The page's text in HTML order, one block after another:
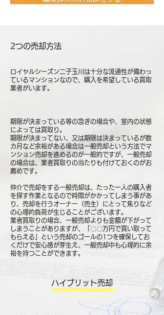
2つの売却方法
ロイヤルシーズン二子玉川は十分な流通性が備わっ
ているマンションなので、購入を希望している買取
業者がいます。
期限が決まっている等の急ぎの場合や、室内の状態
によっては買取り。
期限が決まってない、又は期限は決まっているが数
カ月など余裕がある場合は一般売却という方法でマ
ンション売却を進めるのが一般的ですが、一般売却
の場合は、業者買取りの当たりも付けておくのがお
薦めです。
仲介で売却をする一般売却は、たった一人の購入者
を探す作業となるので時間がかかってしまう事があ
り、売却を行うオーナー（売主）にとって焦りなど
の心理的負荷が生じることがございます。
業者買取りの場合、一般売却よりも金額が下がって
しまうことがありますが、「〇〇万円で買い取って
もらえる」という売却のゴールの1つを確保してお
くだけで安心感が芽生え、一般売却中も心理的に余
裕を持つことができます。
ハイブリット売却